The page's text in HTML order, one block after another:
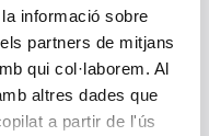
informació sobre
partners de mitjans
qui col·laborem. Al
altres dades que
a partir de l'ús
del
de